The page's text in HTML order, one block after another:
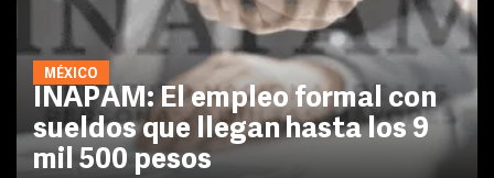
MÉXICO
INAPAM: El empleo formal con
sueldos que llegan hasta los 9
mil 500 pesos